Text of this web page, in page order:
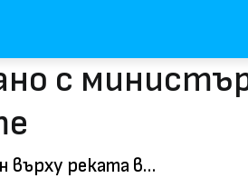
с
върху реката в